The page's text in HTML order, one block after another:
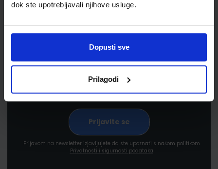
dok ste upotrebljavali njihove usluge.
Dopusti sve
Prilagodi
proizvodima i uslugama, akcijama i drugim
Prijavom na newsletter izjavljujete da ste upoznati s našom politikom
Privatnosti i sigurnosti podataka